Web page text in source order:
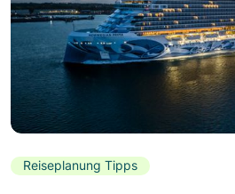
Reiseplanung Tipps